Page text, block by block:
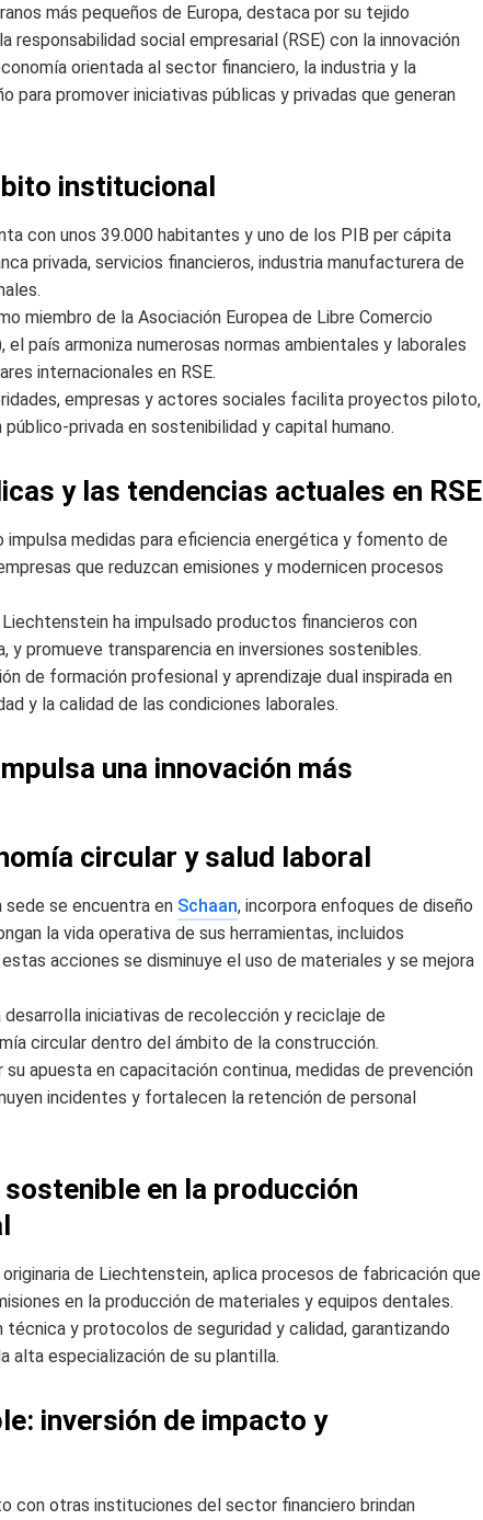
más pequeños de Europa, destaca por su tejido
responsabilidad social empresarial (RSE) con la innovación
orientada al sector financiero, la industria y la
para promover iniciativas públicas y privadas que generan
institucional
con unos 39.000 habitantes y uno de los PIB per cápita
privada, servicios financieros, industria manufacturera de
miembro de la Asociación Europea de Libre Comercio
el país armoniza numerosas normas ambientales y laborales
internacionales en RSE.
empresas y actores sociales facilita proyectos piloto,
privada en sostenibilidad y capital humano.
y las tendencias actuales en RSE
impulsa medidas para eficiencia energética y fomento de
que reduzcan emisiones y modernicen procesos
ha impulsado productos financieros con
promueve transparencia en inversiones sostenibles.
de formación profesional y aprendizaje dual inspirada en
y la calidad de las condiciones laborales.
una innovación más
circular y salud laboral
sede se encuentra en Schaan, incorpora enfoques de diseño
la vida operativa de sus herramientas, incluidos
acciones se disminuye el uso de materiales y se mejora
desarrolla iniciativas de recolección y reciclaje de
circular dentro del ámbito de la construcción.
apuesta en capacitación continua, medidas de prevención
incidentes y fortalecen la retención de personal
en la producción
de Liechtenstein, aplica procesos de fabricación que
en la producción de materiales y equipos dentales.
y protocolos de seguridad y calidad, garantizando
alta especialización de su plantilla.
inversión de impacto y
con otras instituciones del sector financiero brindan